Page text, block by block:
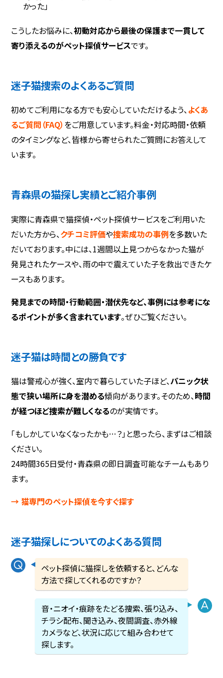
かった」
こうしたお悩みに、初動対応から最後の保護まで一貫して
寄り添えるのがペット探偵サービスです。
迷子猫捜索のよくあるご質問
初めてご利用になる方でも安心していただけるよう、よくあ
るご質問（FAQ） をご用意しています。料金・対応時間・依頼
のタイミングなど、皆様から寄せられたご質問にお答えして
います。
青森県の猫探し実績とご紹介事例
実際に青森県で猫探偵・ペット探偵サービスをご利用いた
だいた方から、クチコミ評価や捜索成功の事例を多数いた
だいております。中には、1週間以上見つからなかった猫が
発見されたケースや、雨の中で震えていた子を救出できたケ
ースもあります。
発見までの時間・行動範囲・潜伏先など、事例には参考にな
るポイントが多く含まれています。ぜひご覧ください。
迷子猫は時間との勝負です
猫は警戒心が強く、室内で暮らしていた子ほど、パニック状
態で狭い場所に身を潜める傾向があります。そのため、時間
が経つほど捜索が難しくなるのが実情です。
「もしかしていなくなったかも…？」と思ったら、まずはご相談
ください。
24時間365日受付・青森県の即日調査可能なチームもあり
ます。
→ 猫専門のペット探偵を今すぐ探す
迷子猫探しについてのよくある質問
ペット探偵に猫探しを依頼すると、どんな
方法で探してくれるのですか？
音・ニオイ・痕跡をたどる捜索、張り込み、
チラシ配布、聞き込み、夜間調査、赤外線
カメラなど、状況に応じて組み合わせて
探します。